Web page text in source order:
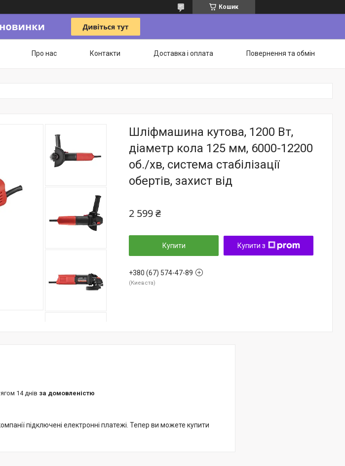
Кошик
Про нас Контакти Доставка і оплата Повернення та обмін
Шліфмашина кутова, 1200 Вт,
діаметр кола 125 мм, 6000-12200
об./хв, система стабілізації
обертів, захист від
2 599 ₴
Купити Купити з
+380 (67) 574-47-89
Киевста
14 днів за домовленістю
підключені електронні платежі. Тепер ви можете купити